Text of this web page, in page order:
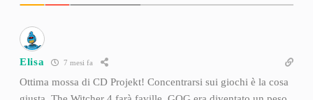
Elisa 7 mesi fa
Ottima mossa di CD Projekt! Concentrarsi sui giochi è la cosa